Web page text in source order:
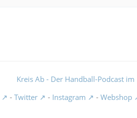
Kreis Ab - Der Handball-Podcast
- Twitter - Instagram - Webshop